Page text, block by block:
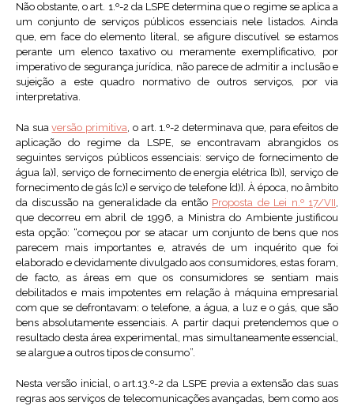
Não obstante, o art. 1.º-2 da LSPE determina que o regime se aplica a
um conjunto de serviços públicos essenciais nele listados. Ainda
que, em face do elemento literal, se afigure discutível se estamos
perante um elenco taxativo ou meramente exemplificativo, por
imperativo de segurança jurídica, não parece de admitir a inclusão e
sujeição a este quadro normativo de outros serviços, por via
interpretativa.
Na suaversão primitiva, o art. 1.º-2 determinava que, para efeitos de
aplicação do regime da LSPE, se encontravam abrangidos os
seguintes serviços públicos essenciais: serviço de fornecimento de
água [a)], serviço de fornecimento de energia elétrica [b)], serviço de
fornecimento de gás [c)] e serviço de telefone [d)]. À época, no âmbito
da discussão na generalidade da então Proposta de Lei n.º 17/VII,
que decorreu em abril de 1996, a Ministra do Ambiente justificou
esta opção: “começou por se atacar um conjunto de bens que nos
parecem mais importantes e, através de um inquérito que foi
elaborado e devidamente divulgado aos consumidores, estas foram,
de facto, as áreas em que os consumidores se sentiam mais
debilitados e mais impotentes em relação à máquina empresarial
com que se defrontavam: o telefone, a água, a luz e o gás, que são
bens absolutamente essenciais. A partir daqui pretendemos que o
resultado desta área experimental, mas simultaneamente essencial,
se alargue a outros tipos de consumo”.
Nesta versão inicial, o art.13.º-2 da LSPE previa a extensão das suas
regras aos serviços de telecomunicações avançadas, bem como aos